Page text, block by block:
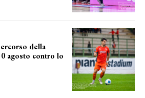
della
agosto contro lo